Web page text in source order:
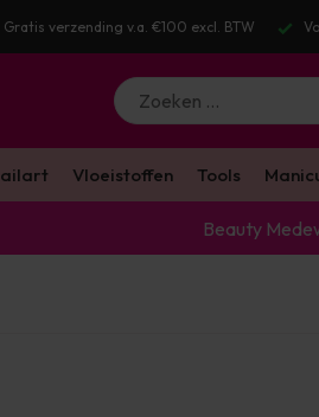
Gratis verzending v.a. €100 excl. BTW
Vloeistoffen Tools
Beauty